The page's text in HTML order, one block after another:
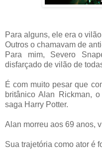
Para alguns, ele era o
Outros o chamavam de
Para mim, Severo
disfarçado de vilão de
É com muito pesar que
britânico Alan Rickman,
saga Harry Potter.
Alan morreu aos 69 anos,
Sua trajetória como ator é